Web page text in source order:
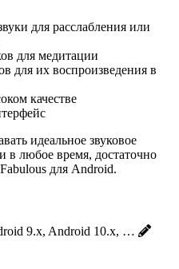
для расслабления или
для медитации
для их воспроизведения в
качестве
идеальное звуковое
в любое время, достаточно
для Android.
9.x, Android 10.x, …